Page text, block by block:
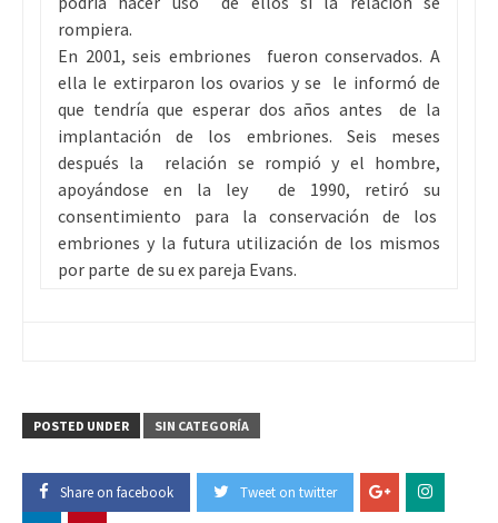
rompiera.
En 2001, seis embriones fueron conservados. A
ella le extirparon los ovarios y se le informó de
que tendría que esperar dos años antes de la
implantación de los embriones. Seis meses
después la relación se rompió y el hombre,
apoyándose en la ley de 1990, retiró su
consentimiento para la conservación de los
embriones y la futura utilización de los mismos
por parte de su ex pareja Evans.
POSTED UNDER SIN CATEGORÍA
Share on facebook Tweet on twitter